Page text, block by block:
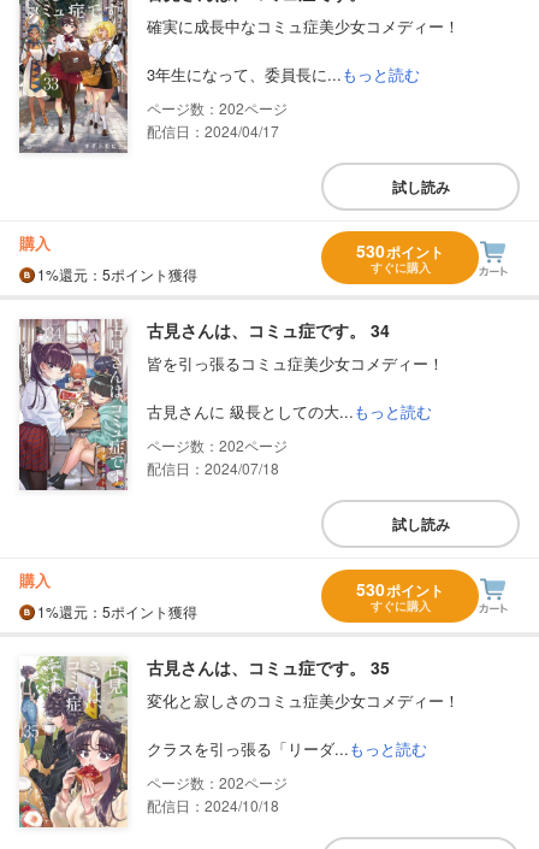
確実に成長中なコミュ症美少女コメディー！
3年生になって、委員長に...もっと読む
202
配信日：2024/04/17
試し読み
購入
1%還元 ：5ポイント獲得
530ポイント
すぐに購入
古見さんは、コミュ症です。 34
皆を引っ張るコミュ症美少女コメディー！
古見さんに 級長としての大...もっと読む
202
配信日：2024/07/18
試し読み
購入
1%還元 ：5ポイント獲得
530ポイント
すぐに購入
古見さんは、コミュ症です。 35
変化と寂しさのコミュ症美少女コメディー！
クラスを引っ張る「リーダ...もっと読む
202
配信日：2024/10/18